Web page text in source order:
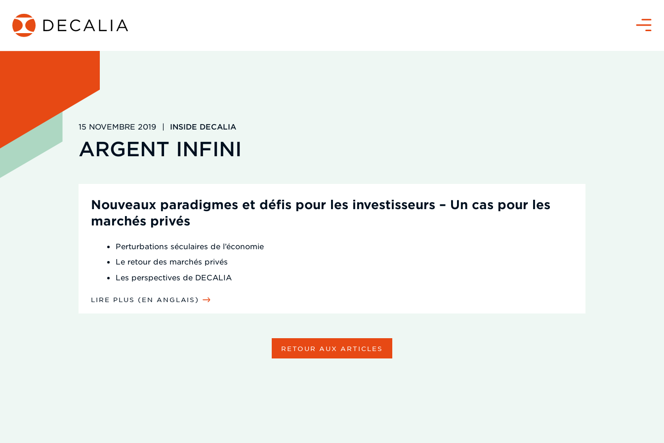
contenu
Menu
15 NOVEMBRE 2019 | INSIDE DECALIA
ARGENT INFINI
Nouveaux paradigmes et défis pour les investisseurs – Un cas pour les
marchés privés
Perturbations séculaires de l’économie
Le retour des marchés privés
Les perspectives de DECALIA
LIRE PLUS (EN ANGLAIS)
RETOUR AUX ARTICLES